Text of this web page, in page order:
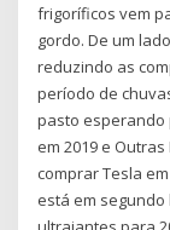
frigoríficos vem
gordo. De um
reduzindo as
período de
pasto esperando
em 2019 e
comprar Tesla
está em